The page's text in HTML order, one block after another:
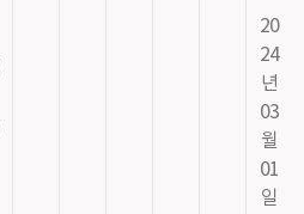
20
24
년
03
월
01
일